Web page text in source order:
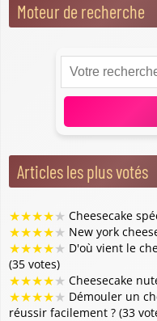
Moteur de recherche
Articles les plus votés
★★★★★ Cheesecake
★★★★★ New york
★★★★★ D'où vient le
(35 votes)
★★★★★ Cheesecake
★★★★★ Démouler un
réussir facilement ? (33